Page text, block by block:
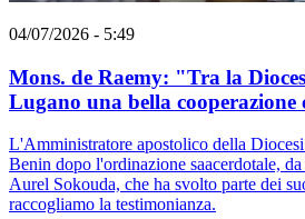
04/07/2026 - 5:49
Mons. de Raemy: "Tra la
Lugano una bella cooperazione
L'Amministratore apostolico della
Benin dopo l'ordinazione saacerdotale,
Aurel Sokouda, che ha svolto parte dei
raccogliamo la testimonianza.